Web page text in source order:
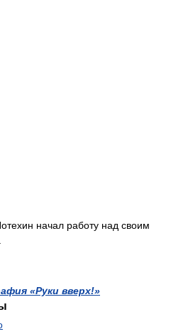
начал работу над своим
«Руки вверх!»